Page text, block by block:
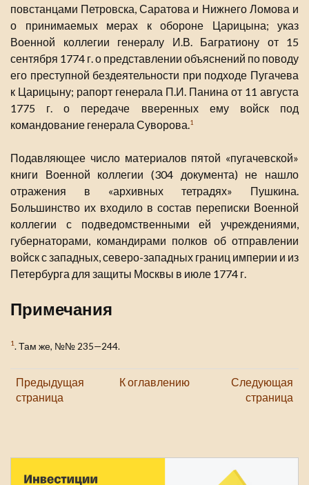
повстанцами Петровска, Саратова и Нижнего Ломова и
о принимаемых мерах к обороне Царицына; указ
Военной коллегии генералу И.В. Багратиону от 15
сентября 1774 г. о представлении объяснений по поводу
его преступной бездеятельности при подходе Пугачева
к Царицыну; рапорт генерала П.И. Панина от 11 августа
1775 г. о передаче вверенных ему войск под
командование генерала Суворова.1
Подавляющее число материалов пятой «пугачевской»
книги Военной коллегии (304 документа) не нашло
отражения в «архивных тетрадях» Пушкина.
Большинство их входило в состав переписки Военной
коллегии с подведомственными ей учреждениями,
губернаторами, командирами полков об отправлении
войск с западных, северо-западных границ империи и из
Петербурга для защиты Москвы в июле 1774 г.
Примечания
1. Там же, №№ 235—244.
Предыдущая
страница
К оглавлению
Следующая
страница